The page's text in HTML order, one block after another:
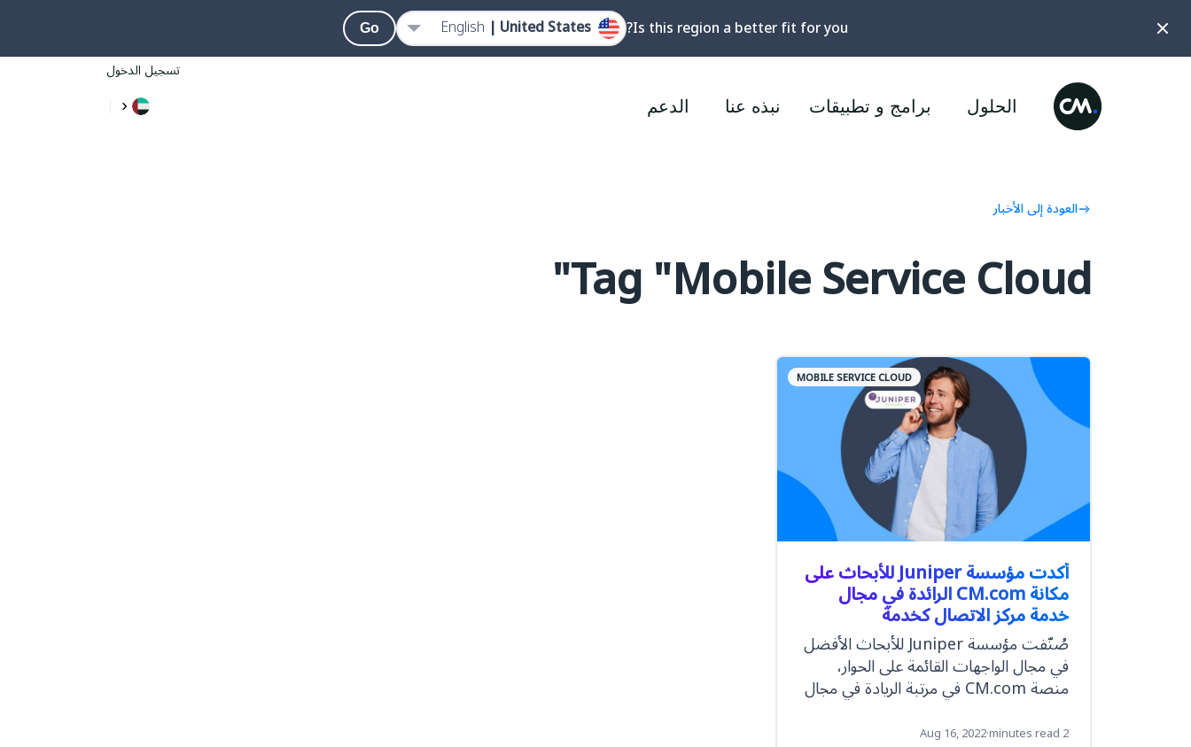
تسجيل الدخول
الحلول برامج و تطبيقات نبذه عنا الدعم
العودة إلى الأخبار
Tag "Mobile Service Cloud"
MOBILE SERVICE CLOUD
أكدت مؤسسة Juniper للأبحاث على
مكانة CM.com الرائدة في مجال
خدمة مركز الاتصال كخدمة
صُنّفت مؤسسة Juniper للأبحاث الأفضل
في مجال الواجهات القائمة على الحوار،
منصة CM.com في مرتبة الريادة في مجال
مركز الاتصال كخدمة CCaaS
2 minutes read
·
Aug 16, 2022
Is this region a better fit for you?
United States |
English
Go